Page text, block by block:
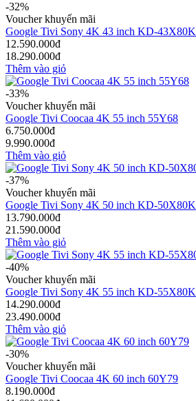
-32%
Voucher khuyến mãi
Google Tivi Sony 4K 43 inch KD-43X80K
12.590.000đ
18.290.000đ
Thêm vào giỏ
-33%
Voucher khuyến mãi
Google Tivi Coocaa 4K 55 inch 55Y68
6.750.000đ
9.990.000đ
Thêm vào giỏ
-37%
Voucher khuyến mãi
Google Tivi Sony 4K 50 inch KD-50X80K
13.790.000đ
21.590.000đ
Thêm vào giỏ
-40%
Voucher khuyến mãi
Google Tivi Sony 4K 55 inch KD-55X80K
14.290.000đ
23.490.000đ
Thêm vào giỏ
-30%
Voucher khuyến mãi
Google Tivi Coocaa 4K 60 inch 60Y79
8.190.000đ